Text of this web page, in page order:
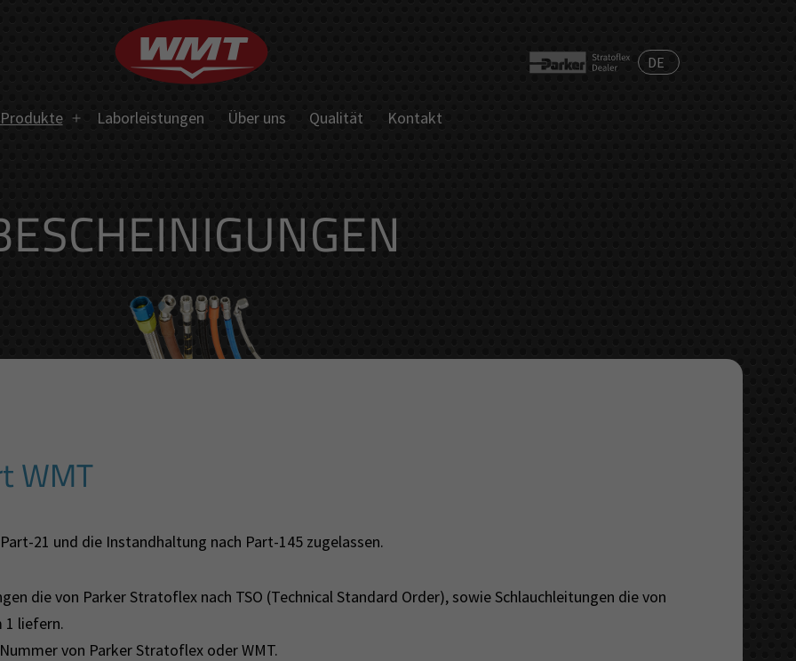
Produkte
Menü
Laborleistungen Über uns Qualität Kontakt
WMT
21 und die Instandhaltung nach Part-145 zugelassen.
die von Parker Stratoflex nach TSO (Technical Standard Order), sowie Schlauchleitungen die von
1 liefern.
von Parker Stratoflex oder WMT.